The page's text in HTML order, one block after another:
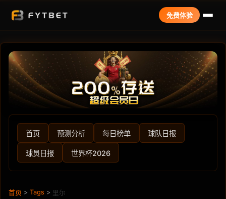
免费体验
首页 预测分析 每日榜单 球队日报
球员日报 世界杯2026
首页 > Tags > 里尔